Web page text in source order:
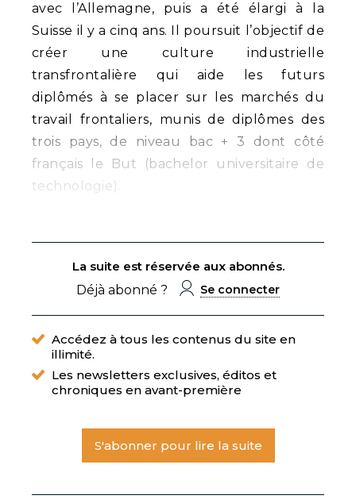
avec l’Allemagne, puis a été élargi à la
Suisse il y a cinq ans. Il poursuit l’objectif de
créer une culture industrielle
transfrontalière qui aide les futurs
diplômés à se placer sur les marchés du
travail frontaliers, munis de diplômes des
trois pays, de niveau bac + 3 dont côté
français le But (bachelor universitaire de
technologie).
La suite est réservée aux abonnés.
Déjà abonné ?
Se connecter
Accédez à tous les contenus du site en
illimité.
Les newsletters exclusives, éditos et
chroniques en avant-première
S'abonner pour lire la suite